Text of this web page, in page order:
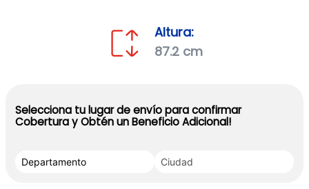
Altura:
87.2 cm
Selecciona tu lugar de envío para confirmar
Cobertura y Obtén un Beneficio Adicional!